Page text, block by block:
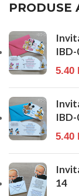
PRODUSE
5.40
IBD-
5.40
14